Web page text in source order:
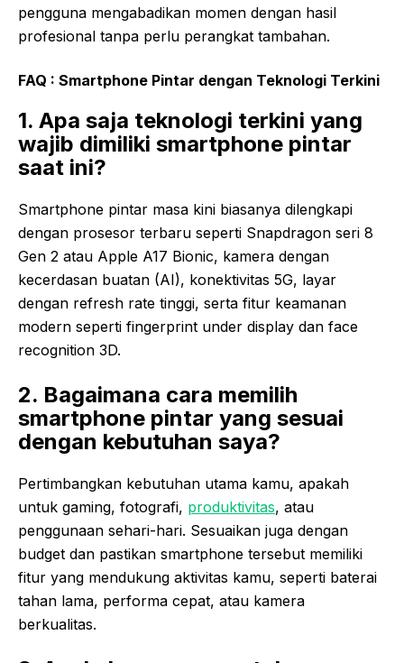
pengguna mengabadikan momen dengan hasil
profesional tanpa perlu perangkat tambahan.
FAQ : Smartphone Pintar dengan Teknologi Terkini
1. Apa saja teknologi terkini yang
wajib dimiliki smartphone pintar
saat ini?
Smartphone pintar masa kini biasanya dilengkapi
dengan prosesor terbaru seperti Snapdragon seri 8
Gen 2 atau Apple A17 Bionic, kamera dengan
kecerdasan buatan (AI), konektivitas 5G, layar
dengan refresh rate tinggi, serta fitur keamanan
modern seperti fingerprint under display dan face
recognition 3D.
2. Bagaimana cara memilih
smartphone pintar yang sesuai
dengan kebutuhan saya?
Pertimbangkan kebutuhan utama kamu, apakah
untuk gaming, fotografi, produktivitas, atau
penggunaan sehari-hari. Sesuaikan juga dengan
budget dan pastikan smartphone tersebut memiliki
fitur yang mendukung aktivitas kamu, seperti baterai
tahan lama, performa cepat, atau kamera
berkualitas.